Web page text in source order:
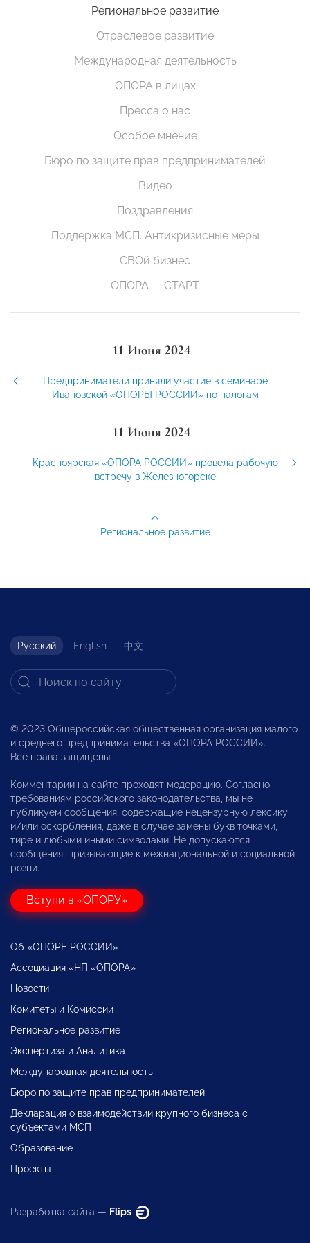
Региональное развитие
Отраслевое развитие
Международная деятельность
ОПОРА в лицах
Пресса о нас
Особое мнение
Бюро по защите прав предпринимателей
Видео
Поздравления
Поддержка МСП. Антикризисные меры
СВОй бизнес
ОПОРА — СТАРТ
11 Июня 2024
Предприниматели приняли участие в семинаре
Ивановской «ОПОРЫ РОССИИ» по налогам
11 Июня 2024
Красноярская «ОПОРА РОССИИ» провела рабочую
встречу в Железногорске
Региональное развитие
Русский English 中文
© 2023 Общероссийская общественная организация малого
и среднего предпринимательства «ОПОРА РОССИИ».
Все права защищены.
Комментарии на сайте проходят модерацию. Согласно
требованиям российского законодательства, мы не
публикуем сообщения, содержащие нецензурную лексику
и/или оскорбления, даже в случае замены букв точками,
тире и любыми иными символами. Не допускаются
сообщения, призывающие к межнациональной и социальной
розни.
Вступи в «ОПОРУ»
Об «ОПОРЕ РОССИИ»
Ассоциация «НП «ОПОРА»
Новости
Комитеты и Комиссии
Региональное развитие
Экспертиза и Аналитика
Международная деятельность
Бюро по защите прав предпринимателей
Декларация о взаимодействии крупного бизнеса с
субъектами МСП
Образование
Проекты
Разработка сайта — Flips